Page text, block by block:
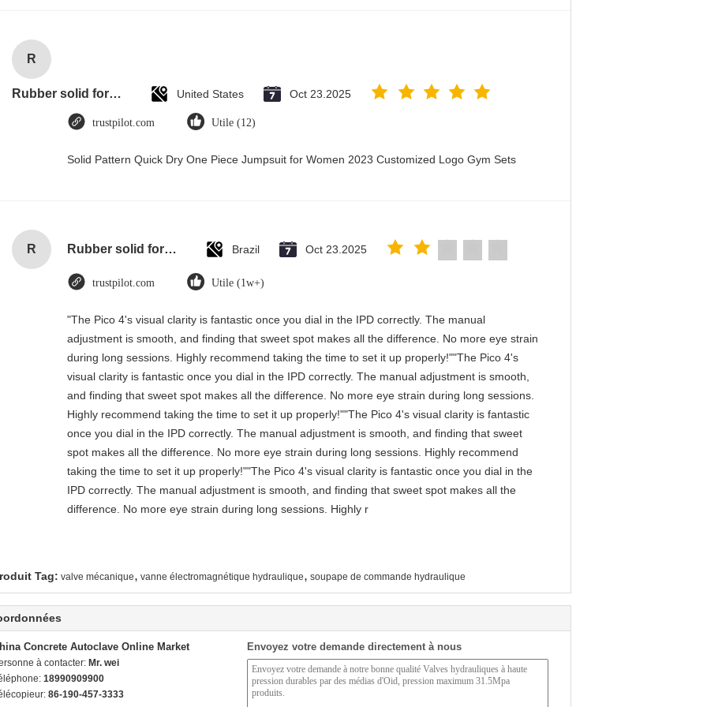
R
Rubber solid forklift tires For material handling forklift United States Oct 23.2025
trustpilot.com Utile (12)
Solid Pattern Quick Dry One Piece Jumpsuit for Women 2023 Customized Logo Gym Sets
R Rubber solid forklift tires For material handling forklift Brazil Oct 23.2025
trustpilot.com Utile (1w+)
"The Pico 4's visual clarity is fantastic once you dial in the IPD correctly. The manual
adjustment is smooth, and finding that sweet spot makes all the difference. No more eye strain
during long sessions. Highly recommend taking the time to set it up properly!""The Pico 4's
visual clarity is fantastic once you dial in the IPD correctly. The manual adjustment is smooth,
and finding that sweet spot makes all the difference. No more eye strain during long sessions.
Highly recommend taking the time to set it up properly!""The Pico 4's visual clarity is fantastic
once you dial in the IPD correctly. The manual adjustment is smooth, and finding that sweet
spot makes all the difference. No more eye strain during long sessions. Highly recommend
taking the time to set it up properly!""The Pico 4's visual clarity is fantastic once you dial in the
IPD correctly. The manual adjustment is smooth, and finding that sweet spot makes all the
difference. No more eye strain during long sessions. Highly r
Tag: valve mécanique, vanne électromagnétique hydraulique, soupape de commande hydraulique
Concrete Autoclave Online Market
à contacter: Mr. wei
18990909900
86-190-457-3333
Envoyez votre demande directement à nous